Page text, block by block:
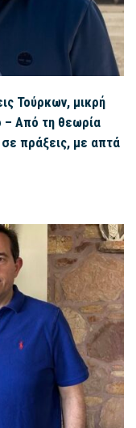
Τούρκων, μικρή
– Από τη θεωρία
πράξεις, με απτά